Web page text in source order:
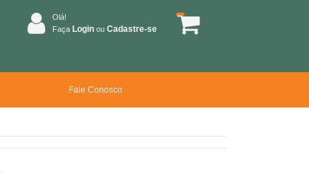
Olá!
Faça Login ou Cadastre-se
Fale Conosco